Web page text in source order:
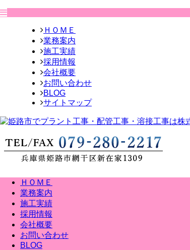
ＨＯＭＥ
業務案内
施工実績
採用情報
会社概要
お問い合わせ
BLOG
サイトマップ
ＨＯＭＥ
業務案内
施工実績
採用情報
会社概要
お問い合わせ
BLOG